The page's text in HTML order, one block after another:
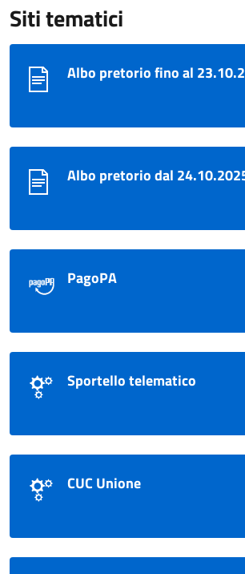
Siti tematici
Albo pretorio fino al
Albo pretorio dal
PagoPA
Sportello telematico
CUC Unione